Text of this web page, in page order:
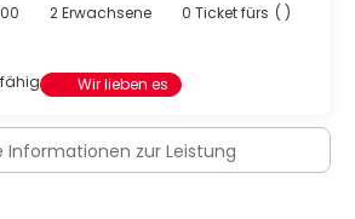
2 Erwachsene 0 Ticket fürs ( )
Wir lieben es
Informationen zur Leistung